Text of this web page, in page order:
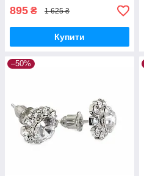
895 ₴ 1 625 ₴
Купити
–50%